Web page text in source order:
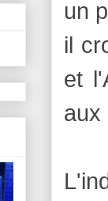
un
il
et
aux